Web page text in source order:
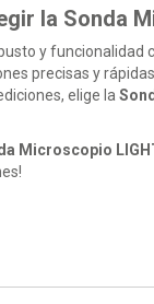
la Sonda
y funcionalidad
precisas y
elige la
Microscopio